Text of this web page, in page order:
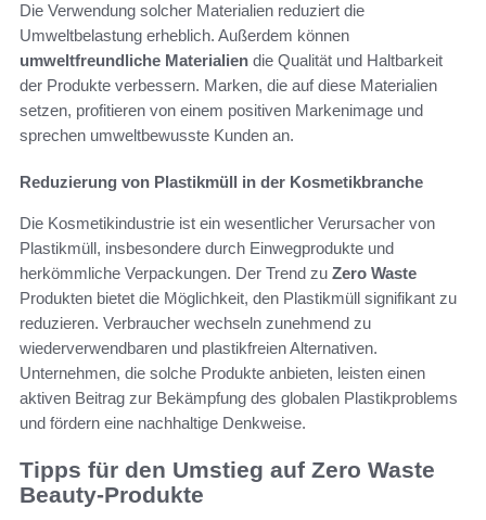
Die Verwendung solcher Materialien reduziert die
Umweltbelastung erheblich. Außerdem können
umweltfreundliche Materialien die Qualität und Haltbarkeit
der Produkte verbessern. Marken, die auf diese Materialien
setzen, profitieren von einem positiven Markenimage und
sprechen umweltbewusste Kunden an.
Reduzierung von Plastikmüll in der Kosmetikbranche
Die Kosmetikindustrie ist ein wesentlicher Verursacher von
Plastikmüll, insbesondere durch Einwegprodukte und
herkömmliche Verpackungen. Der Trend zu Zero Waste
Produkten bietet die Möglichkeit, den Plastikmüll signifikant zu
reduzieren. Verbraucher wechseln zunehmend zu
wiederverwendbaren und plastikfreien Alternativen.
Unternehmen, die solche Produkte anbieten, leisten einen
aktiven Beitrag zur Bekämpfung des globalen Plastikproblems
und fördern eine nachhaltige Denkweise.
Tipps für den Umstieg auf Zero Waste
Beauty-Produkte